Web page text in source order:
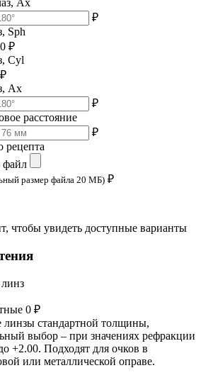
Ax
₽
Sph
0 ₽
Cyl
₽
Ax
₽
расстояние
₽
рецепта
файл
размер файла 20 МБ) ₽
чтобы увидеть доступные варианты
0 ₽
линзы стандартной толщины,
выбор – при значениях рефракции
+2.00. Подходят для очков в
или металлической оправе.